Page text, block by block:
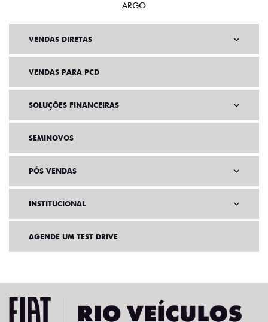
ARGO
VENDAS DIRETAS
VENDAS PARA PCD
SOLUÇÕES FINANCEIRAS
SEMINOVOS
PÓS VENDAS
INSTITUCIONAL
AGENDE UM TEST DRIVE